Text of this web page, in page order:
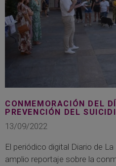
CONMEMORACIÓN DEL
PREVENCIÓN DEL
13/09/2022
El periódico digital Diario de
amplio reportaje sobre la